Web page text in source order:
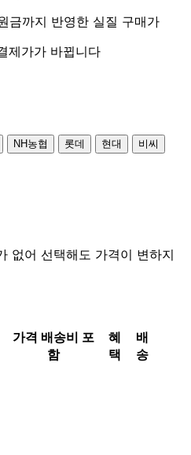
금까지 반영한 실질 구매가
제가가 바뀝니다
NH농협 롯데 현대
비씨
없어 선택해도 가격이 변하지
가격 배송비 포
함
혜
택
배
송